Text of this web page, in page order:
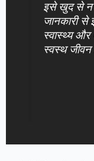
इसे खुद से न
जानकारी से
स्वास्थ्य
स्वस्थ